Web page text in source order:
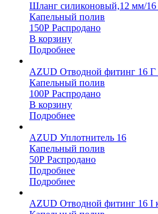
Шланг силиконовый,12 мм/
Капельный полив
150Р Распродано
В корзину
Подробнее
AZUD Отводной фитинг 16 Г
Капельный полив
100Р Распродано
В корзину
Подробнее
AZUD Уплотнитель 16
Капельный полив
50Р Распродано
Подробнее
Подробнее
AZUD Отводной фитинг 16 I